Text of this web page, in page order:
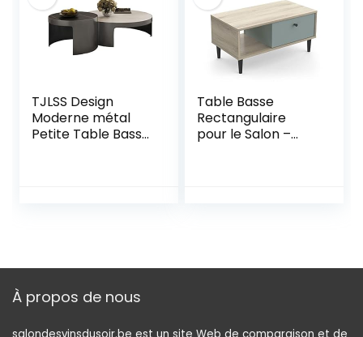
TJLSS Design
Moderne métal
Petite Table Basse
Table Basse
Rectangulaire
pour le Salon –
À propos de nous